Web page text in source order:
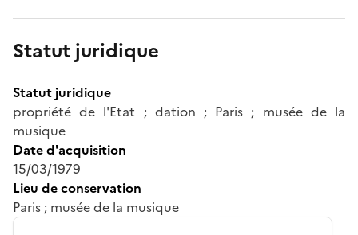
Statut juridique
Statut juridique
propriété de l'Etat ; dation ; Paris ; musée de la
musique
Date d'acquisition
15/03/1979
Lieu de conservation
Paris ; musée de la musique